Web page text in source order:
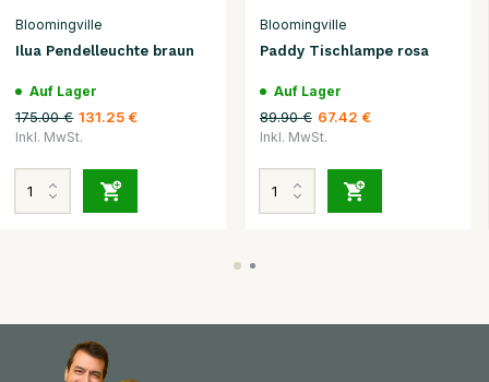
Bloomingville
Ilua Pendelleuchte braun
Auf Lager
175.00 € 131.25 €
Inkl. MwSt.
Bloomingville
Paddy Tischlampe rosa
Auf Lager
89.90 € 67.42 €
Inkl. MwSt.